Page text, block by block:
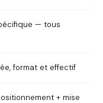
— tous
format et effectif
+ mise